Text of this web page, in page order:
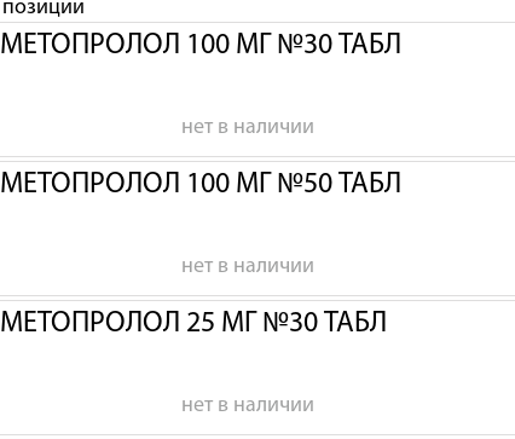
МЕТОПРОЛОЛ 100 МГ №30 ТАБЛ
нет в наличии
МЕТОПРОЛОЛ 100 МГ №50 ТАБЛ
нет в наличии
МЕТОПРОЛОЛ 25 МГ №30 ТАБЛ
нет в наличии